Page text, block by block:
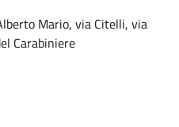
Mario, via Citelli, via
Carabiniere